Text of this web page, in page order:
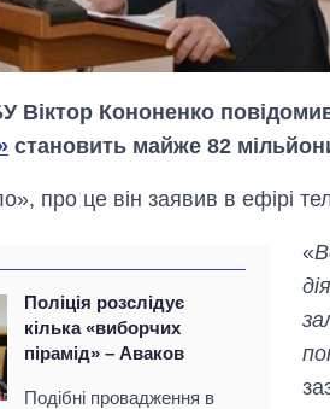
Віктор Кононенко
становить майже 82
про це він заявив в ефірі
Поліція розслідує
кілька «виборчих
пірамід» – Аваков
Подібні провадження в
«